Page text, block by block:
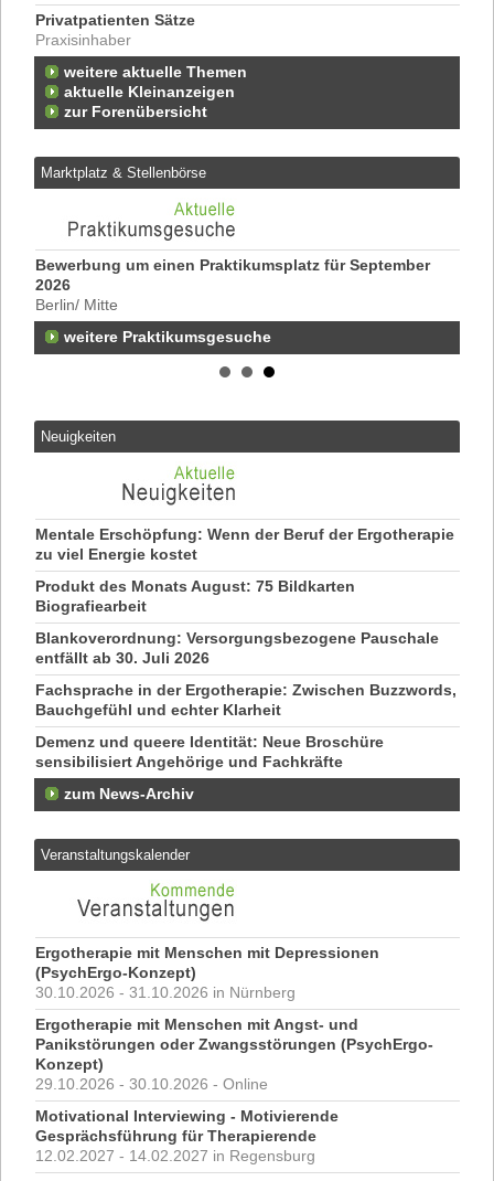
Privatpatienten Sätze
Praxisinhaber
weitere aktuelle Themen
aktuelle Kleinanzeigen
zur Forenübersicht
Marktplatz & Stellenbörse
Bewerbung um einen Praktikumsplatz für September
2026
Berlin/ Mitte
weitere Praktikumsgesuche
Neuigkeiten
Mentale Erschöpfung: Wenn der Beruf der Ergotherapie
zu viel Energie kostet
Produkt des Monats August: 75 Bildkarten
Biografiearbeit
Blankoverordnung: Versorgungsbezogene Pauschale
entfällt ab 30. Juli 2026
Fachsprache in der Ergotherapie: Zwischen Buzzwords,
Bauchgefühl und echter Klarheit
Demenz und queere Identität: Neue Broschüre
sensibilisiert Angehörige und Fachkräfte
zum News-Archiv
Veranstaltungskalender
Ergotherapie mit Menschen mit Depressionen
(PsychErgo-Konzept)
30.10.2026 - 31.10.2026 in Nürnberg
Ergotherapie mit Menschen mit Angst- und
Panikstörungen oder Zwangsstörungen (PsychErgo-
Konzept)
29.10.2026 - 30.10.2026 - Online
Motivational Interviewing - Motivierende
Gesprächsführung für Therapierende
12.02.2027 - 14.02.2027 in Regensburg